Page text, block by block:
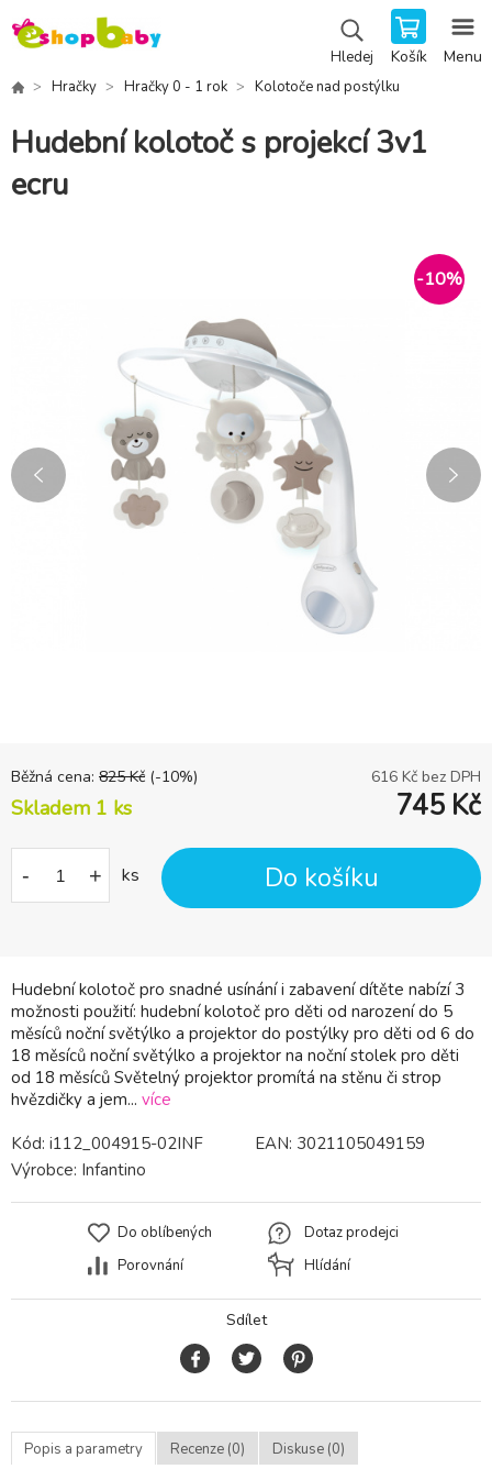
Hledej Košík Menu
Hračky Hračky 0 - 1 rok Kolotoče nad postýlku
Hudební kolotoč s projekcí 3v1
ecru
-10%
Hudební kolotoč pro snadné usínání i zabavení dítěte nabízí 3
možnosti použití: hudební kolotoč pro děti od narození do 5
měsíců noční světýlko a projektor do postýlky pro děti od 6 do
18 měsíců noční světýlko a projektor na noční stolek pro děti
od 18 měsíců Světelný projektor promítá na stěnu či strop
hvězdičky a jem... více
Běžná cena: 825 Kč (-10%) 616 Kč bez DPH
Skladem 1 ks 745 Kč
- + ks Do košíku
Kód: i112_004915-02INF EAN: 3021105049159
Výrobce: Infantino
Do oblíbených
Porovnání
Dotaz prodejci
Hlídání
Sdílet
Popis a parametry Recenze (0) Diskuse (0)